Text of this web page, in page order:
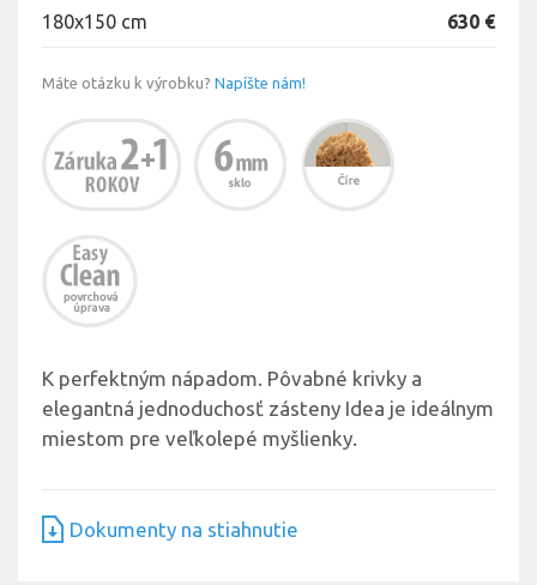
180x150 cm 630 €
Máte otázku k výrobku? Napíšte nám!
K perfektným nápadom. Pôvabné krivky a
elegantná jednoduchosť zásteny Idea je ideálnym
miestom pre veľkolepé myšlienky.
Dokumenty na stiahnutie